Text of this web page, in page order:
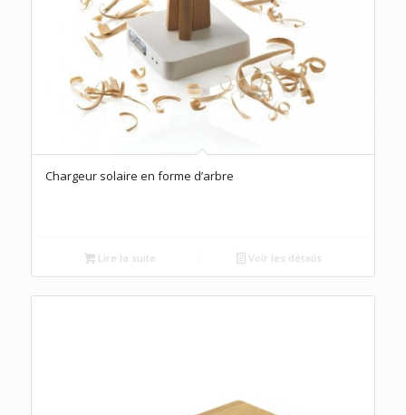
Chargeur solaire en forme d’arbre
Lire la suite Voir les détails